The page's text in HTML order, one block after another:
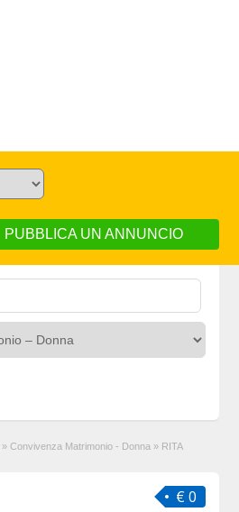
PUBBLICA UN ANNUNCIO
» Convivenza Matrimonio - Donna » RITA
€ 0